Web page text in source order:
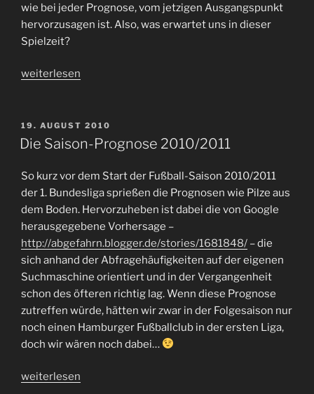
wie bei jeder Prognose, vom jetzigen Ausgangspunkt
hervorzusagen ist. Also, was erwartet uns in dieser
Spielzeit?
„#FCSP
nebst
fortgeführter
weiterlesen
VERÖFFENTLICHT
AM
19. AUGUST 2010
Die Saison-Prognose 2010/2011
So kurz vor dem Start der Fußball-Saison 2010/2011
der 1. Bundesliga sprießen die Prognosen wie Pilze aus
dem Boden. Hervorzuheben ist dabei die von Google
herausgegebene Vorhersage –
http://abgefahrn.blogger.de/stories/1681848/ – die
sich anhand der Abfragehäufigkeiten auf der eigenen
Suchmaschine orientiert und in der Vergangenheit
schon des öfteren richtig lag. Wenn diese Prognose
zutreffen würde, hätten wir zwar in der Folgesaison nur
noch einen Hamburger Fußballclub in der ersten Liga,
doch wir wären noch dabei…
„Die
weiterlesen